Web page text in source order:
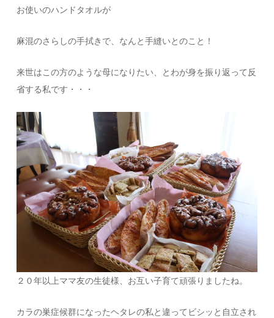
お使いのハンドタオルが
麻混のさらしの手拭きで、なんと手縫いとのこと！
来世はこの方のような母になりたい、とわが身を振り返って反
省する私です・・・
２０年以上ママ友の生徒様、お互い子育て頑張りましたね。
カラの巣症候群になったヘタレの私と違ってビシッと自立され